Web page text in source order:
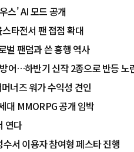
스' AI 모드 공개
타전서 팬 접점 확대
벌 팬덤과 쓴 흥행 역사
어…하반기 신작 2종으로 반등 노
너즈 워가 수익성 견인
대 MMORPG 공개 임박
연다
서 이용자 참여형 페스타 진행